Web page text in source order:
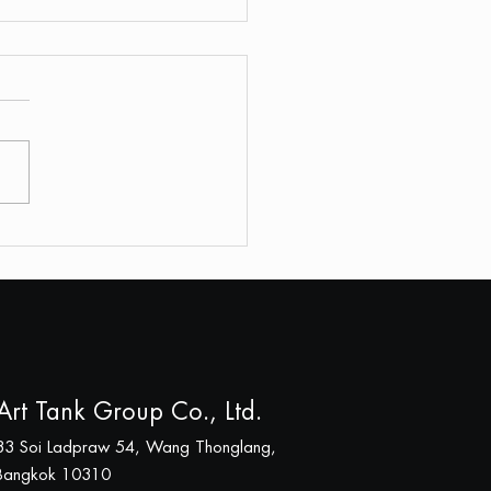
Art Auction จัดงาน
Tank Group Co., Ltd.
Soi Ladpraw 54, Wang Thonglang,
10310